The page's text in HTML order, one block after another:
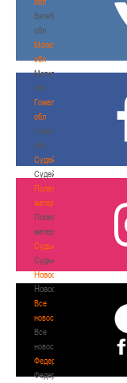
Витебская
обл
Могилевская
обл
Могилевская
обл
Гомельская
обл
Гомельская
обл
Судейство
Судейство
Полезные
материалы
Полезные
материалы
Судьи
Судьи
Новости
Новости
Все
новости
Все
новости
Федерация
Федерация